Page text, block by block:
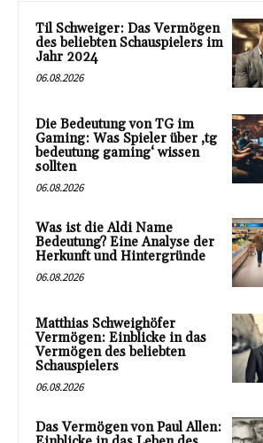
Til Schweiger: Das Vermögen
des beliebten Schauspielers im
Jahr 2024
06.08.2026
Die Bedeutung von TG im
Gaming: Was Spieler über ‚tg
bedeutung gaming‘ wissen
sollten
06.08.2026
Was ist die Aldi Name
Bedeutung? Eine Analyse der
Herkunft und Hintergründe
06.08.2026
Matthias Schweighöfer
Vermögen: Einblicke in das
Vermögen des beliebten
Schauspielers
06.08.2026
Das Vermögen von Paul Allen: